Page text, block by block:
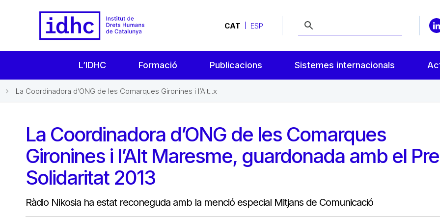
CAT ESP
L’IDHC Formació Publicacions Sistemes internacionals
La Coordinadora d’ONG de les Comarques Gironines i l’Alt...x
La Coordinadora d’ONG de les Comarques
Gironines i l’Alt Maresme, guardonada amb el
Solidaritat 2013
Ràdio Nikosia ha estat reconeguda amb la menció especial Mitjans de Comunicació